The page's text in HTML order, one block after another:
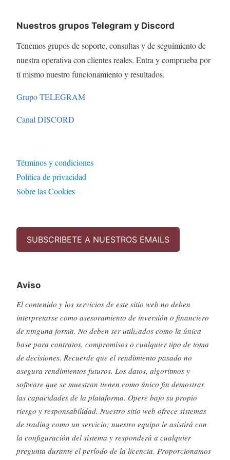
Nuestros grupos Telegram y Discord
Tenemos grupos de soporte, consultas y de seguimiento de
nuestra operativa con clientes reales. Entra y comprueba por
tí mismo nuestro funcionamiento y resultados.
Grupo TELEGRAM
Canal DISCORD
Términos y condiciones
Política de privacidad
Sobre las Cookies
SUBSCRIBETE A NUESTROS EMAILS
Aviso
El contenido y los servicios de este sitio web no deben
interpretarse como asesoramiento de inversión o financiero
de ninguna forma. No deben ser utilizados como la única
base para contratos, compromisos o cualquier tipo de toma
de decisiones. Recuerde que el rendimiento pasado no
asegura rendimientos futuros. Los datos, algoritmos y
software que se muestran tienen como único fin demostrar
las capacidades de la plataforma. Opere bajo su propio
riesgo y responsabilidad. Nuestro sitio web ofrece sistemas
de trading como un servicio; nuestro equipo le asistirá con
la configuración del sistema y responderá a cualquier
pregunta durante el período de la licencia. Proporcionamos